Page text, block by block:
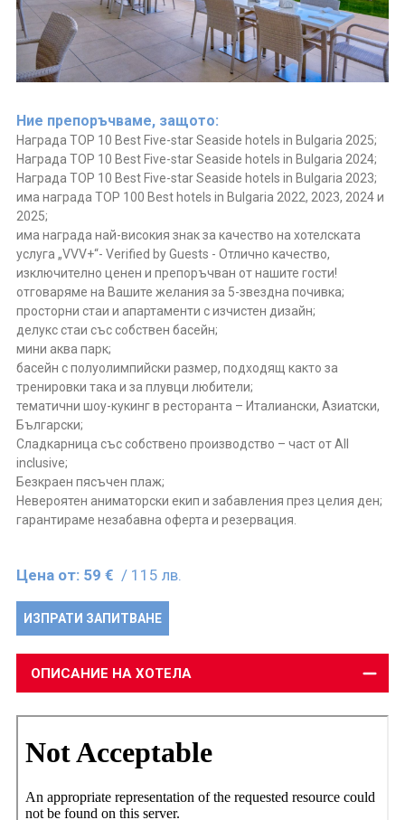
Ние препоръчваме, защото:
Награда TOP 10 Best Five-star Seaside hotels in Bulgaria 2025;
Награда TOP 10 Best Five-star Seaside hotels in Bulgaria 2024;
Награда TOP 10 Best Five-star Seaside hotels in Bulgaria 2023;
има награда TOP 100 Best hotels in Bulgaria 2022, 2023, 2024 и
2025;
има награда най-високия знак за качество на хотелската
услуга „VVV+“- Verified by Guests - Отлично качество,
изключително ценен и препоръчван от нашите гости!
отговаряме на Вашите желания за 5-звездна почивка;
просторни стаи и апартаменти с изчистен дизайн;
делукс стаи със собствен басейн;
мини аква парк;
басейн с полуолимпийски размер, подходящ както за
тренировки така и за плувци любители;
тематични шоу-кукинг в ресторанта – Италиански, Азиатски,
Български;
Сладкарница със собствено производство – част от All
inclusive;
Безкраен пясъчен плаж;
Невероятен аниматорски екип и забавления през целия ден;
гарантираме незабавна оферта и резервация.
Цена от: 59 € / 115 лв.
ИЗПРАТИ ЗАПИТВАНЕ
ОПИСАНИЕ НА ХОТЕЛА